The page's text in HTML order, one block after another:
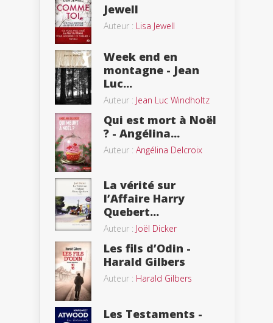
Jewell
Auteur : Lisa Jewell
Week end en
montagne - Jean
Luc...
Auteur : Jean Luc Windholtz
Qui est mort à Noël
? - Angélina...
Auteur : Angélina Delcroix
La vérité sur
l’Affaire Harry
Quebert...
Auteur : Joël Dicker
Les fils d’Odin -
Harald Gilbers
Auteur : Harald Gilbers
Les Testaments -